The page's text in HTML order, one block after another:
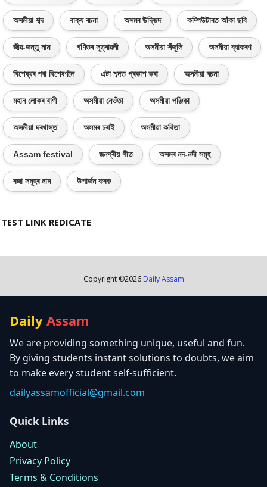
অসমীয়া শব্দ বাক্য ৰচনা অসমৰ উদ্ভিদ কম্পিউটাৰত আঁকা ছবি
জীৱ-জন্তু নাম গণিতৰ সূত্ৰাৱলী অসমীয়া সঁজুলি অসমীয়া ব্যাকৰণ
বিশেষ্যৰ পৰা বিশেষণলৈ এটা শব্দত প্ৰকাশ কৰা অসমীয়া ৰচনা
মহান লোকৰ বাণী অসমীয়া নেওঁতা অসমীয়া পঞ্জিকা
অসমীয়া দৰখাস্ত অসমৰ চৰাই অসমীয়া কবিতা
Assam festival জনপ্ৰীয় গীত অসমৰ নদ-নদী সমূহ
ৰজা সমূহৰ নাম উপাৰ্জন কৰক
TEST LINK REDICATE
Copyright ©2026 Daily Assam
Daily Assam
We are providing something unique, useful and fun.
By giving students instant solutions to doubts, we aim
to make every student self-sufficient.
dailyassamofficial@gmail.com
Quick Links
About
Privacy Policy
Terms & Conditions